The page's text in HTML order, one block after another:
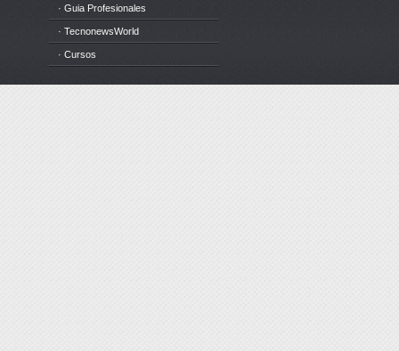
· Guia Profesionales
· TecnonewsWorld
· Cursos